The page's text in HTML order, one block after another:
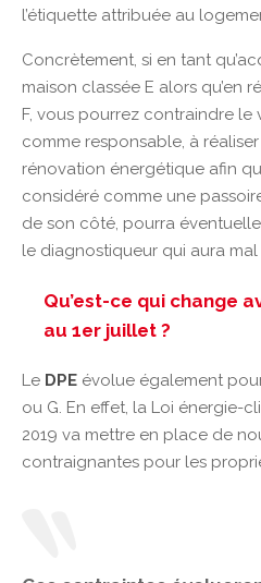
l’étiquette attribuée au
Concrètement, si en tant
maison classée E alors qu’en
F, vous pourrez contraindre le
comme responsable, à
rénovation énergétique afin
considéré comme une
de son côté, pourra
le diagnostiqueur qui aura
Qu’est-ce qui change
au 1er juillet ?
Le DPE évolue également
ou G. En effet, la Loi énergie-
2019 va mettre en place de
contraignantes pour les